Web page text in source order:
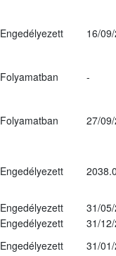
Engedélyezett 16/
Folyamatban -
Folyamatban 27/
Engedélyezett
Engedélyezett
31/
Engedélyezett
31/
Engedélyezett
31/